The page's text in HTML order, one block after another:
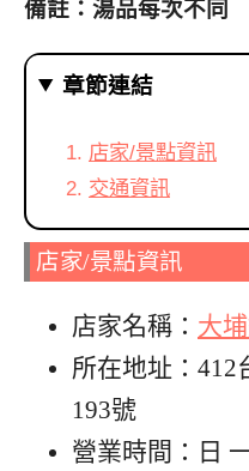
備註：湯品每次不同
章節連結
店家/景點資訊
交通資訊
店家/景點資訊
店家名稱： 大
所在地址：412
193號
營業時間：日